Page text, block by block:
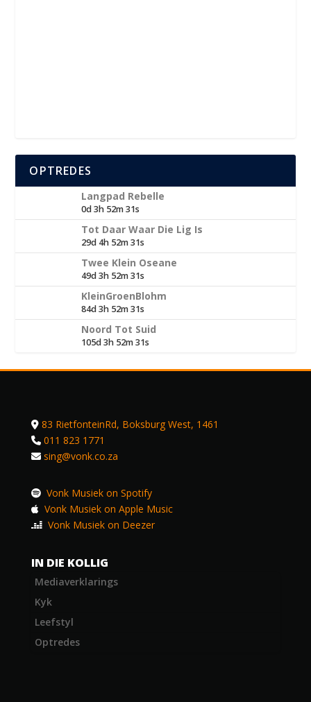
OPTREDES
Langpad Rebelle
0d 3h 52m 30s
Tot Daar Waar Die Lig Is
29d 4h 52m 30s
Twee Klein Oseane
49d 3h 52m 30s
KleinGroenBlohm
84d 3h 52m 30s
Noord Tot Suid
105d 3h 52m 30s
83 RietfonteinRd, Boksburg West, 1461
011 823 1771
sing@vonk.co.za
Vonk Musiek on Spotify
Vonk Musiek on Apple Music
Vonk Musiek on Deezer
IN DIE KOLLIG
Mediaverklarings
Kyk
Leefstyl
Optredes